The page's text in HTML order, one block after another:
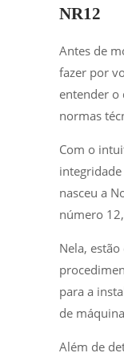
NR12
Antes de
fazer por
entender o
normas
Com o
nasceu a
número
Nela,
para a
de
Além de